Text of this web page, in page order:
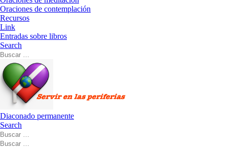
Oraciones de contemplación
Recursos
Link
Entradas sobre libros
Search
Buscar
Diaconado permanente
Search
Buscar
Buscar